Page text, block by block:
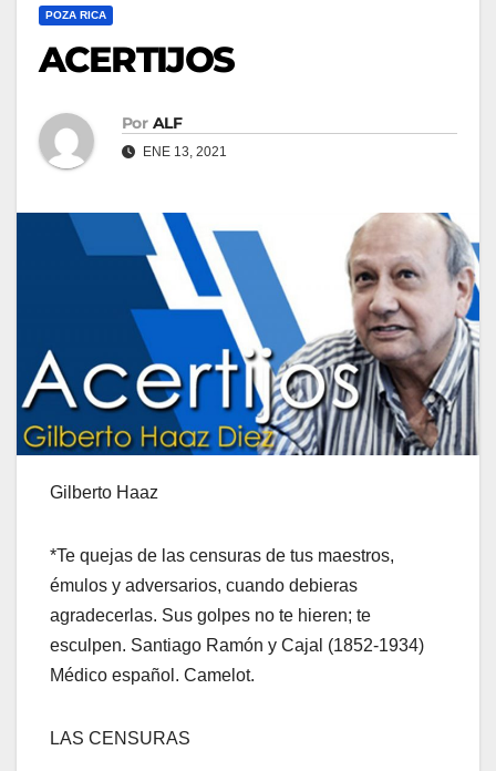
POZA RICA
ACERTIJOS
Por ALF
ENE 13, 2021
Gilberto Haaz
*Te quejas de las censuras de tus maestros,
émulos y adversarios, cuando debieras
agradecerlas. Sus golpes no te hieren; te
esculpen. Santiago Ramón y Cajal (1852-1934)
Médico español. Camelot.
LAS CENSURAS